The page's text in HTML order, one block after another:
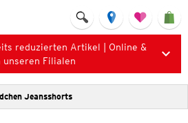
reduzierten Artikel | Online &
unseren Filialen
Jeansshorts